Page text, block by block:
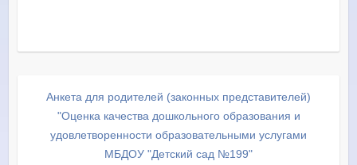
Анкета для родителей (законных представителей)
"Оценка качества дошкольного образования и
удовлетворенности образовательными услугами
МБДОУ "Детский сад №199"